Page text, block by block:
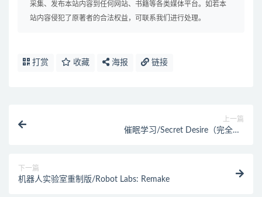
采集、发布本站内容到任何网站、书籍等各类媒体平台。如若本
站内容侵犯了原著者的合法权益，可联系我们进行处理。
打赏 收藏 海报 链接
上一篇
催眠学习/Secret Desire（完全版-
下一篇
机器人实验室重制版/Robot Labs: Remake